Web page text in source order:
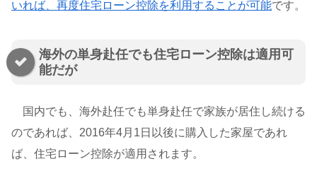
いれば、再度住宅ローン控除を利用することが可能です。
海外の単身赴任でも住宅ローン控除は適用可
能だが
国内でも、海外赴任でも単身赴任で家族が居住し続ける
のであれば、2016年4月1日以後に購入した家屋であれ
ば、住宅ローン控除が適用されます。